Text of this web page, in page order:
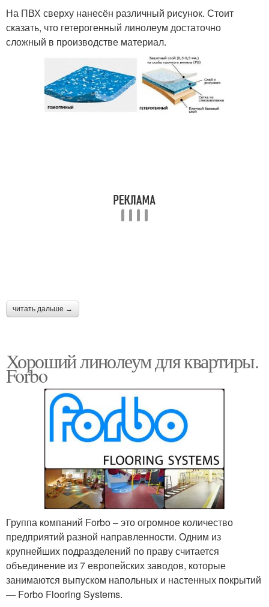
На ПВХ сверху нанесён различный рисунок. Стоит
сказать, что гетерогенный линолеум достаточно
сложный в производстве материал.
читать дальше →
Хороший линолеум для квартиры.
Forbo
Группа компаний Forbo – это огромное количество
предприятий разной направленности. Одним из
крупнейших подразделений по праву считается
объединение из 7 европейских заводов, которые
занимаются выпуском напольных и настенных покрытий
— Forbo Flooring Systems.